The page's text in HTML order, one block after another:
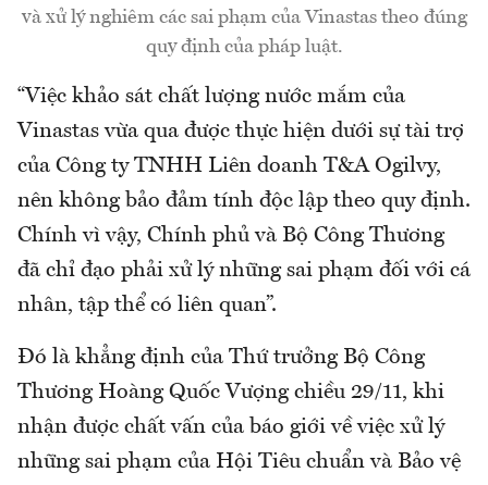
và xử lý nghiêm các sai phạm của Vinastas theo đúng
quy định của pháp luật.
“Việc khảo sát chất lượng nước mắm của
Vinastas vừa qua được thực hiện dưới sự tài trợ
của Công ty TNHH Liên doanh T&A Ogilvy,
nên không bảo đảm tính độc lập theo quy định.
Chính vì vậy, Chính phủ và Bộ Công Thương
đã chỉ đạo phải xử lý những sai phạm đối với cá
nhân, tập thể có liên quan”.
Đó là khẳng định của Thứ trưởng Bộ Công
Thương Hoàng Quốc Vượng chiều 29/11, khi
nhận được chất vấn của báo giới về việc xử lý
những sai phạm của Hội Tiêu chuẩn và Bảo vệ